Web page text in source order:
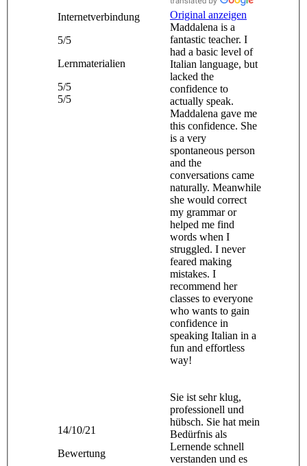
Internetverbindung
5/5
Lernmaterialien
5/5
5/5
Original anzeigen
Maddalena is a
fantastic teacher. I
had a basic level of
Italian language, but
lacked the
confidence to
actually speak.
Maddalena gave me
this confidence. She
is a very
spontaneous person
and the
conversations came
naturally. Meanwhile
she would correct
my grammar or
helped me find
words when I
struggled. I never
feared making
mistakes. I
recommend her
classes to everyone
who wants to gain
confidence in
speaking Italian in a
fun and effortless
way!
14/10/21
Bewertung
Sie ist sehr klug,
professionell und
hübsch. Sie hat mein
Bedürfnis als
Lernende schnell
verstanden und es